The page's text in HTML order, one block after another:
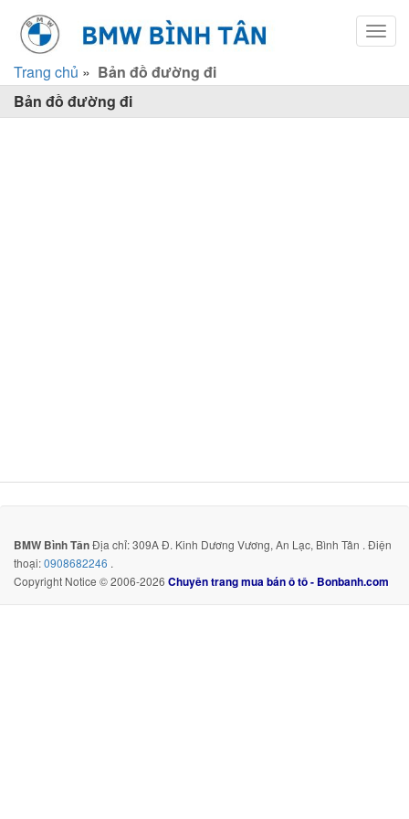
Trang chủ » Bản đồ đường đi
Bản đồ đường đi
BMW Bình TânĐịa chỉ: 309A Đ. Kinh Dương Vương, An Lạc, Bình Tân . Điện
thoại:0908682246 .
Copyright Notice © 2006-2026 Chuyên trang mua bán ô tô - Bonbanh.com